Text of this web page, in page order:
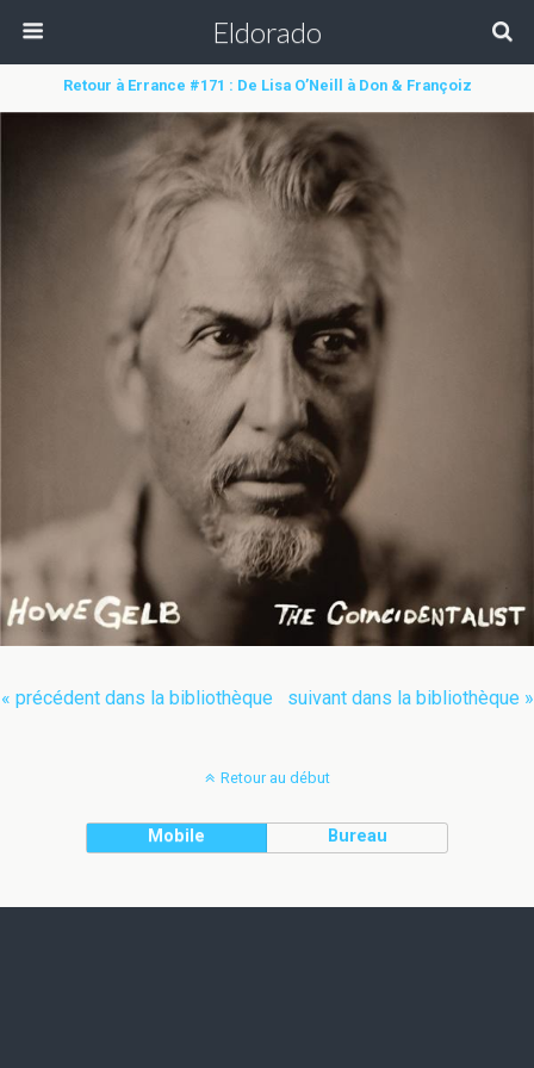
Eldorado
Retour à Errance #171 : De Lisa O’Neill à Don & Françoiz
« précédent dans la bibliothèque suivant dans la bibliothèque »
Retour au début
Mobile Bureau